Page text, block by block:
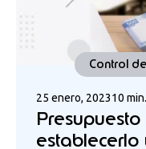
Control
25 enero, 202310 min.